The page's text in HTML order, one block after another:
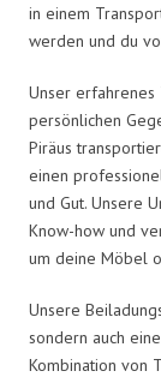
in einem
werden und du
Unser erfahrenes
persönlichen
Piräus
einen
und Gut. Unsere
Know-how und
um deine Möbel
Unsere
sondern auch
Kombination von